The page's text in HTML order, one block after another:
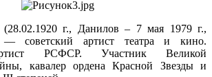
г., Данилов – 7 мая 1979 г.,
— советский артист театра и кино.
РСФСР. Участник Великой
кавалер ордена Красной Звезды и